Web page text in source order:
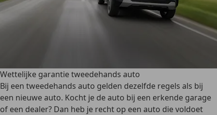
Wettelijke garantie tweedehands auto
Bij een tweedehands auto gelden dezelfde regels als bij
een nieuwe auto. Kocht je de auto bij een erkende garage
of een dealer? Dan heb je recht op een auto die voldoet